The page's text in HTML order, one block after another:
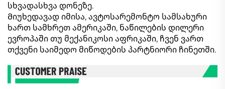
სხვადასხვა დონეზე.
Მიუხედავად იმისა, ავტოსარემონტო სამსახური
ხართ სამხრეთ ამერიკაში, ნაწილების დილერი
ევროპაში თუ მექანიკოსი აფრიკაში, ჩვენ ვართ
თქვენი საიმედო მიწოდების პარტნიორი ჩინეთში.